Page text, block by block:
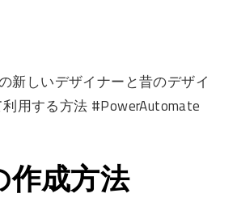
新しいデザイナーと昔のデザイ
用する方法 #PowerAutomate
作成方法